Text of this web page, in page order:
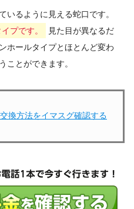
いるように見える蛇口です。
プです。
見た目が異なるだ
ホールタイプとほとんど変わ
ことができます。
換方法をイマスグ確認する